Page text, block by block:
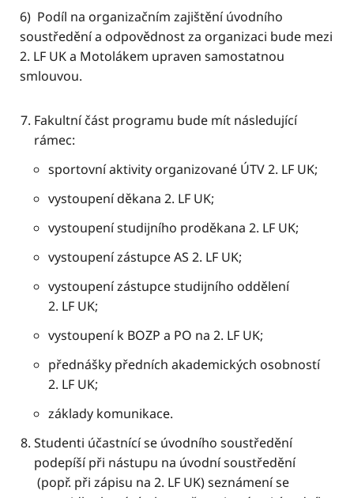
6) Podíl na organizačním zajištění úvodního
soustředění a odpovědnost za organizaci bude mezi
2. LF UK a Motolákem upraven samostatnou
smlouvou.
Fakultní část programu bude mít následující
rámec:
sportovní aktivity organizované ÚTV 2. LF UK;
vystoupení děkana 2. LF UK;
vystoupení studijního proděkana 2. LF UK;
vystoupení zástupce AS 2. LF UK;
vystoupení zástupce studijního oddělení
2. LF UK;
vystoupení k BOZP a PO na 2. LF UK;
přednášky předních akademických osobností
2. LF UK;
základy komunikace.
Studenti účastnící se úvodního soustředění
podepíší při nástupu na úvodní soustředění
(popř. při zápisu na 2. LF UK) seznámení se